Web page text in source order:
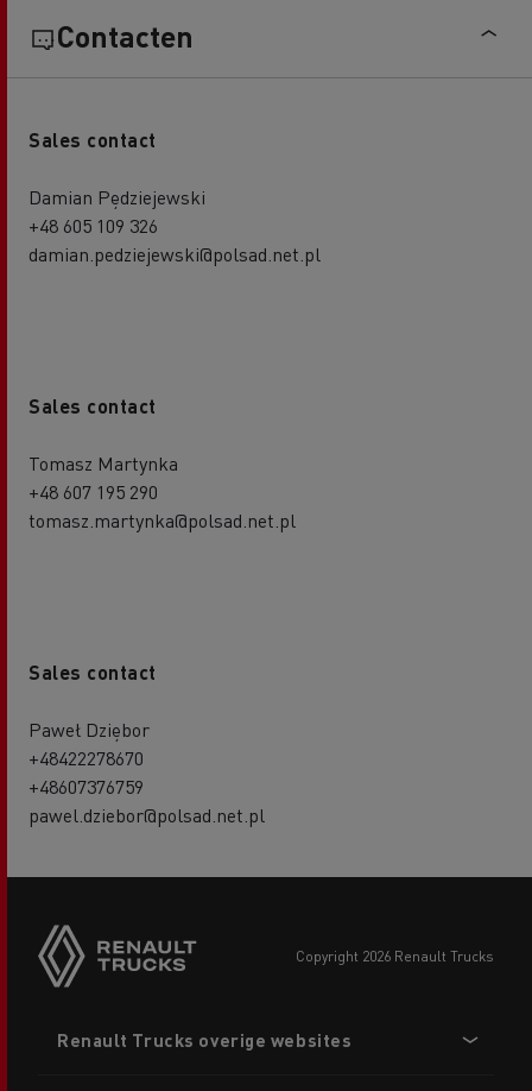
Contacten
Sales contact
Damian Pędziejewski
+48 605 109 326
damian.pedziejewski@polsad.net.pl
Sales contact
Tomasz Martynka
+48 607 195 290
tomasz.martynka@polsad.net.pl
Sales contact
Paweł Dziębor
+48422278670
+48607376759
pawel.dziebor@polsad.net.pl
copyright 2026 Renault Trucks
menu
Renault Trucks overige websites